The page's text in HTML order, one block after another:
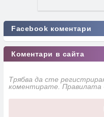
Facebook коментари
Коментари в сайта
Трябва да сте
коментирате. Правилата